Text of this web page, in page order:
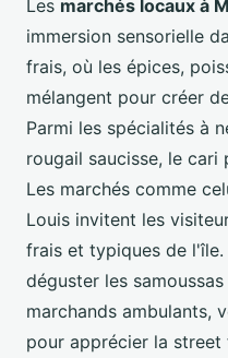
Les marchés locaux à
immersion sensorielle
frais, où les épices,
mélangent pour créer
Parmi les spécialités à
rougail saucisse, le cari
Les marchés comme
Louis invitent les
frais et typiques de
déguster les
marchands ambulants,
pour apprécier la street